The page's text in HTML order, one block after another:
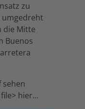
zu
umgedreht
die Mitte
Buenos
sehen
hier...